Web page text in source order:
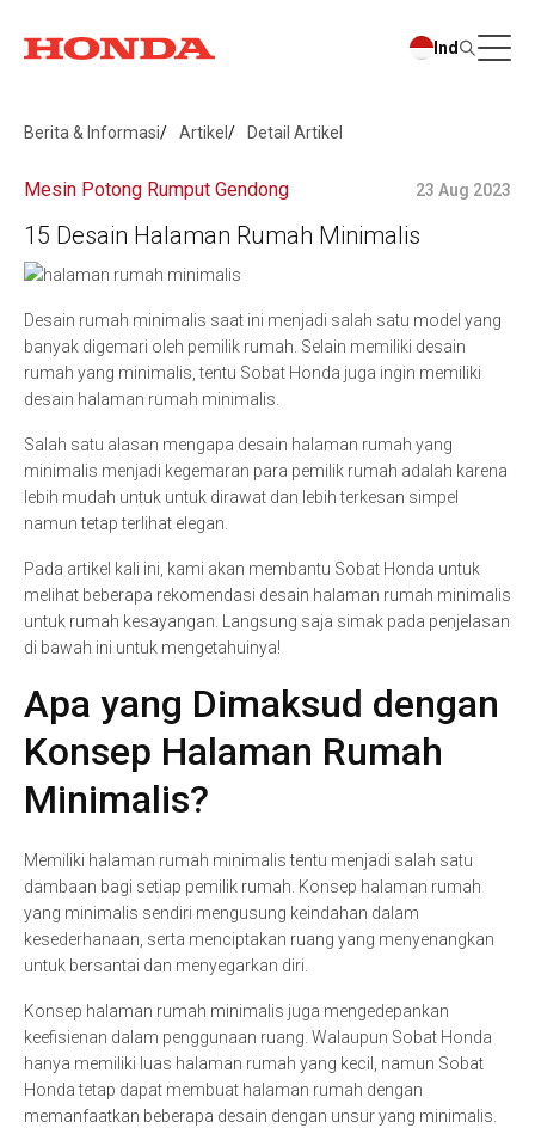
Ind
Berita & Informasi Artikel Detail Artikel
Mesin Potong Rumput Gendong 23 Aug 2023
15 Desain Halaman Rumah Minimalis
Desain rumah minimalis saat ini menjadi salah satu model yang
banyak digemari oleh pemilik rumah. Selain memiliki desain
rumah yang minimalis, tentu Sobat Honda juga ingin memiliki
desain halaman rumah minimalis.
Salah satu alasan mengapa desain halaman rumah yang
minimalis menjadi kegemaran para pemilik rumah adalah karena
lebih mudah untuk untuk dirawat dan lebih terkesan simpel
namun tetap terlihat elegan.
Pada artikel kali ini, kami akan membantu Sobat Honda untuk
melihat beberapa rekomendasi desain halaman rumah minimalis
untuk rumah kesayangan. Langsung saja simak pada penjelasan
di bawah ini untuk mengetahuinya!
Apa yang Dimaksud dengan
Konsep Halaman Rumah
Minimalis?
Memiliki halaman rumah minimalis tentu menjadi salah satu
dambaan bagi setiap pemilik rumah. Konsep halaman rumah
yang minimalis sendiri mengusung keindahan dalam
kesederhanaan, serta menciptakan ruang yang menyenangkan
untuk bersantai dan menyegarkan diri.
Konsep halaman rumah minimalis juga mengedepankan
keefisienan dalam penggunaan ruang. Walaupun Sobat Honda
hanya memiliki luas halaman rumah yang kecil, namun Sobat
Honda tetap dapat membuat halaman rumah dengan
memanfaatkan beberapa desain dengan unsur yang minimalis.